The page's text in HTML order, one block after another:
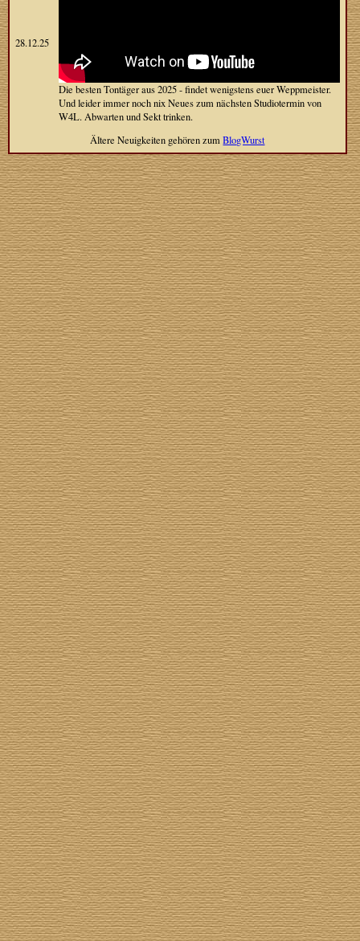
28.12.25
Die besten Tontäger aus 2025 - findet wenigstens euer Weppmeister.
Und leider immer noch nix Neues zum nächsten Studiotermin von
W4L. Abwarten und Sekt trinken.
Ältere Neuigkeiten gehören zumBlogWurst